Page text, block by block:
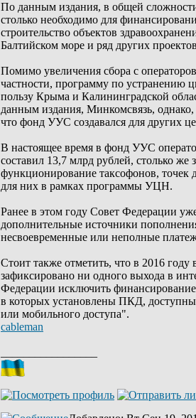
По данным издания, в общей
столько необходимо для
строительство объектов
Балтийском море и ряд других
Помимо увеличения сбора с
частности, программу по устранению
пользу Крыма и Калининградской
данным издания, Минкомсвязь,
что фонд УУС создавался для других
В настоящее время в фонд УУС
составил 13,7 млрд рублей, столько же
функционирование таксофонов, точек
для них в рамках программы УЦН.
Ранее в этом году Совет Федерации
дополнительные источники
несвоевременные или неполные
Стоит также отметить, что в 2016
зафиксировано ни одного выхода в
Федерации исключить
в которых установлены ПКД, доступны
или мобильного доступа".
cableman